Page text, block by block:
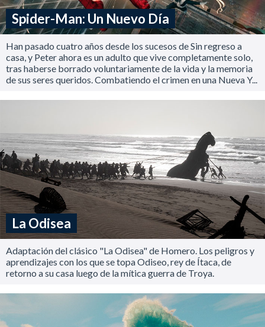
Spider-Man: Un Nuevo Día
Han pasado cuatro años desde los sucesos de Sin regreso a
casa, y Peter ahora es un adulto que vive completamente solo,
tras haberse borrado voluntariamente de la vida y la memoria
de sus seres queridos. Combatiendo el crimen en una Nueva Y...
La Odisea
Adaptación del clásico "La Odisea" de Homero. Los peligros y
aprendizajes con los que se topa Odiseo, rey de Ítaca, de
retorno a su casa luego de la mítica guerra de Troya.